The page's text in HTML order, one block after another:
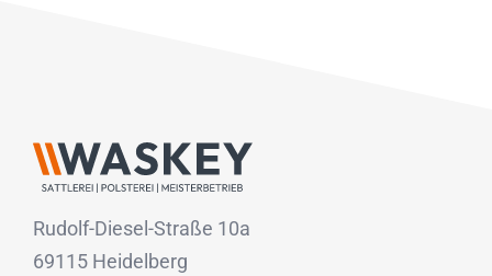
Rudolf-Diesel-Straße 10a
69115 Heidelberg